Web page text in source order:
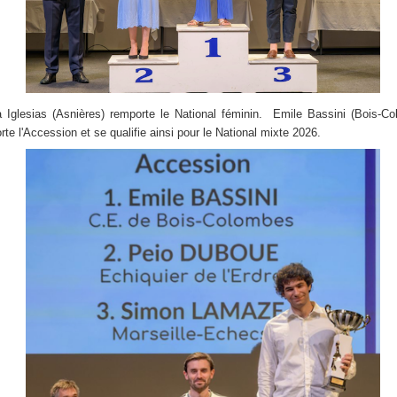
Iglesias (Asnières) remporte le National féminin. Emile Bassini (Bois-
l'Accession et se qualifie ainsi pour le National mixte 2026.